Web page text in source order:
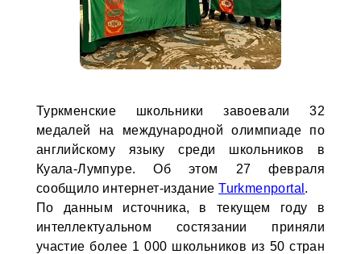
Туркменские школьники завоевали 32
медалей на международной олимпиаде по
английскому языку среди школьников в
Куала-Лумпуре. Об этом 27 февраля
сообщило интернет-изданиеTurkmenportal .
По данным источника, в текущем году в
интеллектуальном состязании приняли
участие более 1 000 школьников из 50 стран